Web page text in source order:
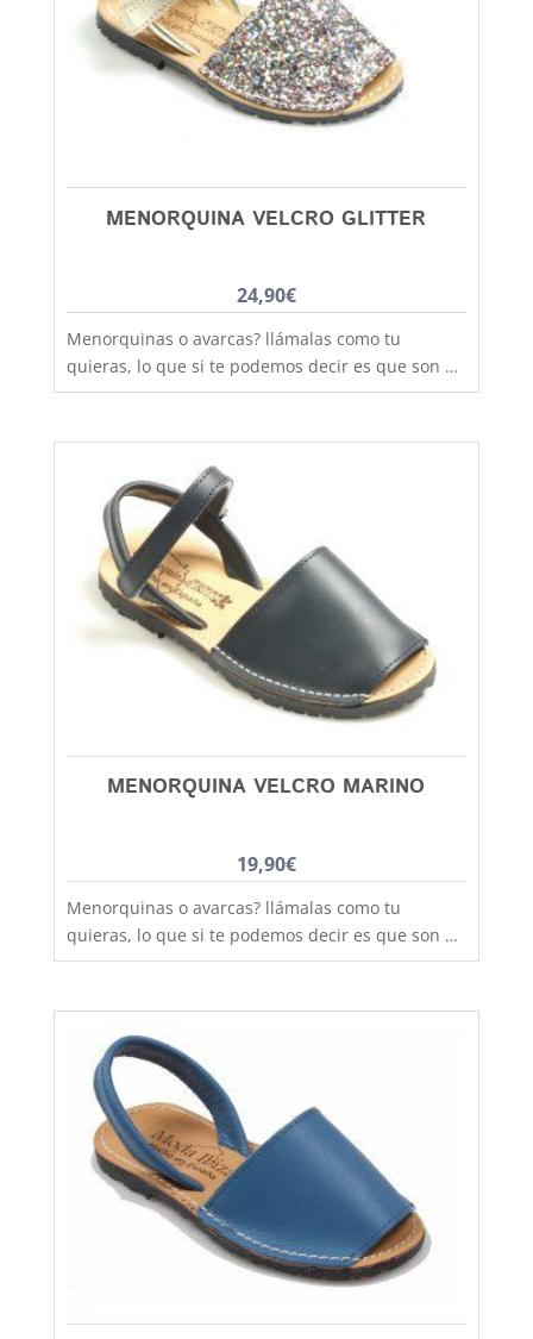
rango de tallas desde la talla 20 a la 34. Debes
tener en cuenta que las tallas no son muy
grandes y si tienes dudas entre dos número,
elige siempre el más grande
MENORQUINA VELCRO GLITTER
24,90€
Menorquinas o avarcas? llámalas como tu
quieras, lo que si te podemos decir es que son de
fabricación nacional y hechas por completo en
transpiración, comodidad y durabilidad, al mejor
modelo con la tira de velcro es el ideal,
practicidad y moda no están reñidas, combinan
con todos los estilos de ropa y tenemos un gran
rango de tallas desde la talla 20 a la 34. Debes
tener en cuenta que las tallas no son muy
grandes y si tienes dudas entre dos número,
elige siempre el más grande
MENORQUINA VELCRO MARINO
19,90€
Menorquinas o avarcas? llámalas como tu
quieras, lo que si te podemos decir es que son de
fabricación nacional y hechas por completo en
transpiración, comodidad y durabilidad, al mejor
precio. Si lo que quieres es máxima sujeción este
modelo con la tira de velcro es el ideal,
practicidad y moda no están reñidas, combinan
con todos los estilos de ropa y tenemos un gran
rango de tallas desde la talla 20 a la 34. Debes
tener en cuenta que las tallas no son muy
grandes y si tienes dudas entre dos número,
elige siempre el más grande